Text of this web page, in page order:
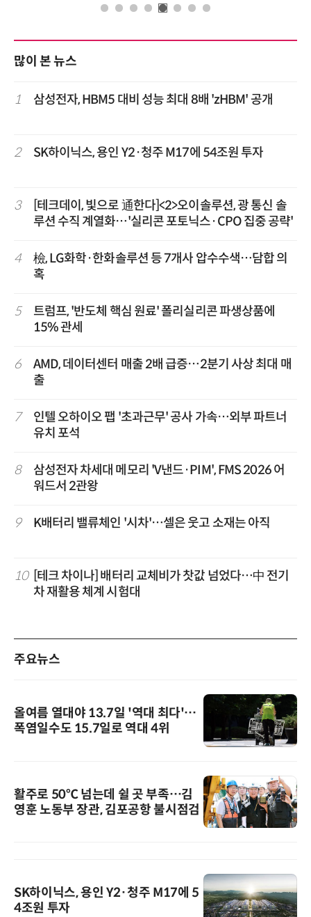
많이 본 뉴스
1 삼성전자, HBM5 대비 성능 최대 8배 'zHBM' 공개
2 SK하이닉스, 용인 Y2·청주 M17에 54조원 투자
3
[테크데이, 빛으로 通한다]<2>오이솔루션, 광 통신 솔
루션 수직 계열화…'실리콘 포토닉스·CPO 집중 공략'
4
檢, LG화학·한화솔루션 등 7개사 압수수색…담합 의
혹
5
트럼프, '반도체 핵심 원료' 폴리실리콘 파생상품에
15% 관세
6
AMD, 데이터센터 매출 2배 급증…2분기 사상 최대 매
출
7
인텔 오하이오 팹 '초과근무' 공사 가속…외부 파트너
유치 포석
8
삼성전자 차세대 메모리 'V낸드·PIM', FMS 2026 어
워드서 2관왕
9 K배터리 밸류체인 '시차'…셀은 웃고 소재는 아직
10
[테크 차이나] 배터리 교체비가 찻값 넘었다…中 전기
차 재활용 체계 시험대
주요뉴스
올여름 열대야 13.7일 '역대 최다'…
폭염일수도 15.7일로 역대 4위
활주로 50℃ 넘는데 쉴 곳 부족…김
영훈 노동부 장관, 김포공항 불시점검
SK하이닉스, 용인 Y2·청주 M17에 5
4조원 투자